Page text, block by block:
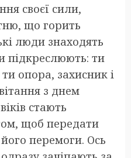
своєї сили,
що горить
люди знаходять
підкреслюють: ти
опора, захисник і
з днем
стають
щоб передати
перемоги. Ось